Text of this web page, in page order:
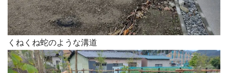
くねくね蛇のような溝道